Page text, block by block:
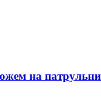
на